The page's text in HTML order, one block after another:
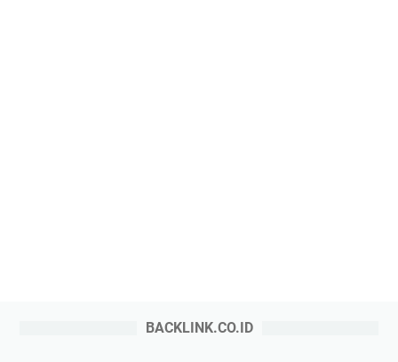
BACKLINK.CO.ID